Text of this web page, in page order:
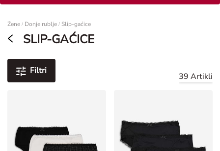
Žene / Donje rublje / Slip-gaćice
SLIP-GAĆICE
Filtri
39 Artikli